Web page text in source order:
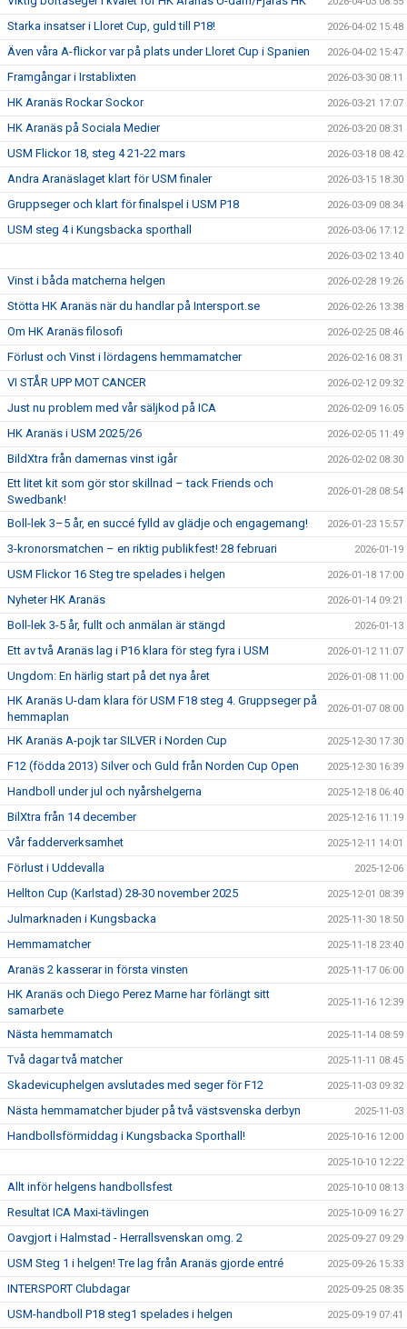
Starka insatser i Lloret Cup, guld till P18! 2026-04-02 15:48
Även våra A-flickor var på plats under Lloret Cup i Spanien 2026-04-02 15:47
Framgångar i Irstablixten 2026-03-30 08:11
HK Aranäs Rockar Sockor 2026-03-21 17:07
HK Aranäs på Sociala Medier 2026-03-20 08:31
USM Flickor 18, steg 4 21-22 mars 2026-03-18 08:42
Andra Aranäslaget klart för USM finaler 2026-03-15 18:30
Gruppseger och klart för finalspel i USM P18 2026-03-09 08:34
USM steg 4 i Kungsbacka sporthall 2026-03-06 17:12
2026-03-02 13:40
Vinst i båda matcherna helgen 2026-02-28 19:26
Stötta HK Aranäs när du handlar på Intersport.se 2026-02-26 13:38
Om HK Aranäs filosofi 2026-02-25 08:46
Förlust och Vinst i lördagens hemmamatcher 2026-02-16 08:31
VI STÅR UPP MOT CANCER 2026-02-12 09:32
Just nu problem med vår säljkod på ICA 2026-02-09 16:05
HK Aranäs i USM 2025/26 2026-02-05 11:49
BildXtra från damernas vinst igår 2026-02-02 08:30
Ett litet kit som gör stor skillnad – tack Friends och
Swedbank!
2026-01-28 08:54
Boll-lek 3–5 år, en succé fylld av glädje och engagemang! 2026-01-23 15:57
3-kronorsmatchen – en riktig publikfest! 28 februari 2026-01-19
USM Flickor 16 Steg tre spelades i helgen 2026-01-18 17:00
Nyheter HK Aranäs 2026-01-14 09:21
Boll-lek 3-5 år, fullt och anmälan är stängd 2026-01-13
Ett av två Aranäs lag i P16 klara för steg fyra i USM 2026-01-12 11:07
Ungdom: En härlig start på det nya året 2026-01-08 11:00
HK Aranäs U-dam klara för USM F18 steg 4. Gruppseger på
hemmaplan
2026-01-07 08:00
HK Aranäs A-pojk tar SILVER i Norden Cup 2025-12-30 17:30
F12 (födda 2013) Silver och Guld från Norden Cup Open 2025-12-30 16:39
Handboll under jul och nyårshelgerna 2025-12-18 06:40
BilXtra från 14 december 2025-12-16 11:19
Vår fadderverksamhet 2025-12-11 14:01
Förlust i Uddevalla 2025-12-06
Hellton Cup (Karlstad) 28-30 november 2025 2025-12-01 08:39
Julmarknaden i Kungsbacka 2025-11-30 18:50
Hemmamatcher 2025-11-18 23:40
Aranäs 2 kasserar in första vinsten 2025-11-17 06:00
HK Aranäs och Diego Perez Marne har förlängt sitt
samarbete
2025-11-16 12:39
Nästa hemmamatch 2025-11-14 08:59
Två dagar två matcher 2025-11-11 08:45
Skadevicuphelgen avslutades med seger för F12 2025-11-03 09:32
Nästa hemmamatcher bjuder på två västsvenska derbyn 2025-11-03
Handbollsförmiddag i Kungsbacka Sporthall! 2025-10-16 12:00
2025-10-10 12:22
Allt inför helgens handbollsfest 2025-10-10 08:13
Resultat ICA Maxi-tävlingen 2025-10-09 16:27
Oavgjort i Halmstad - Herrallsvenskan omg. 2 2025-09-27 09:29
USM Steg 1 i helgen! Tre lag från Aranäs gjorde entré 2025-09-26 15:33
INTERSPORT Clubdagar 2025-09-25 08:35
USM-handboll P18 steg1 spelades i helgen 2025-09-19 07:41